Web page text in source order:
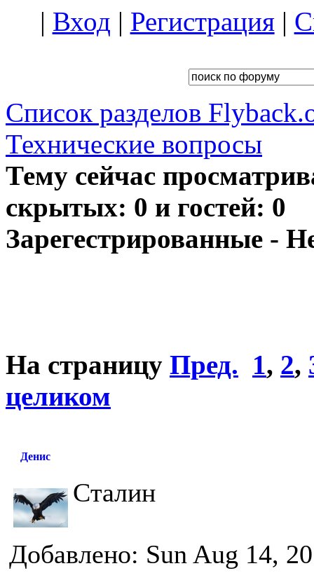
| Вход | Регистрация|
Список разделов
Технические вопросы
Тему сейчас
скрытых: 0 и гостей: 0
Зарегестрированные -
На страницу Пред. 1, 2,
целиком
Денис
Сталин
Добавлено: Sun Aug 14,